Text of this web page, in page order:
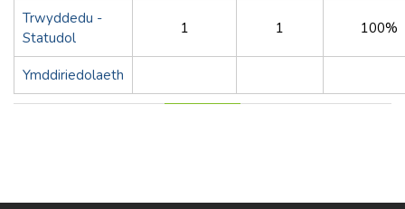
Trwyddedu -
Statudol
1 1 100%
Ymddiriedolaeth